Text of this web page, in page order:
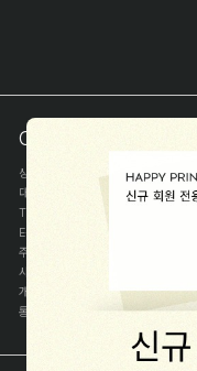
COMPANY INFO
상호
(주)해피프린
대표
이화진
TEL
E-MAIL
주소
사업자등록번호
개인정보관리자
이화진
통신판매신고번호
제 2018-서